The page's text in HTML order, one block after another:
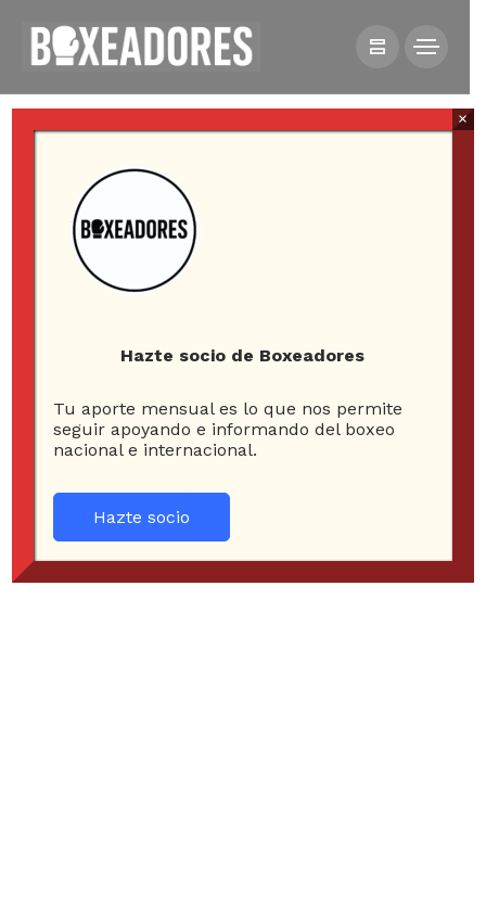
NOTICIAS
DE ENERO EN BRISBANEHazte socio de Boxeadores
Tu aporte mensual es lo que nos permite
seguir apoyando e informando del boxeo
nacional e internacional.
Hazte socio
×